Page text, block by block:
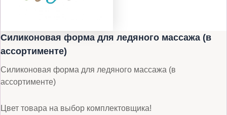
Силиконовая форма для ледяного массажа (в
ассортименте)
Силиконовая форма для ледяного массажа (в
ассортименте)
Цвет товара на выбор комплектовщика!